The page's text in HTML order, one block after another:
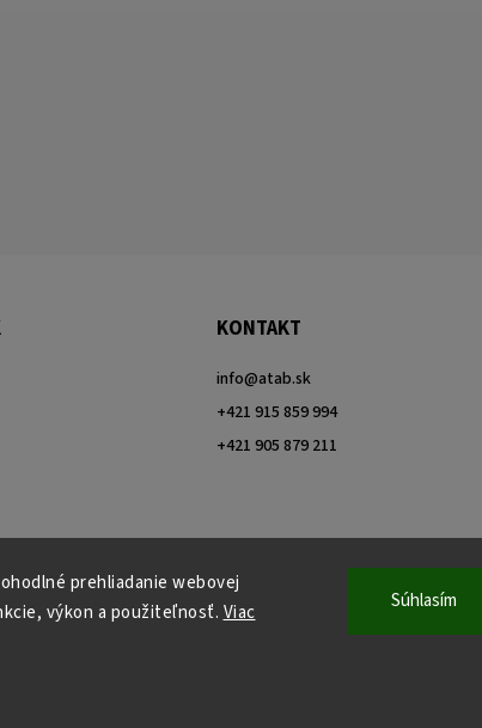
prehliadanie webovej
výkon a použiteľnosť. Viac
Súhlasím
KONTAKT
info@atab.sk
+421 915 859 994
+421 905 879 211